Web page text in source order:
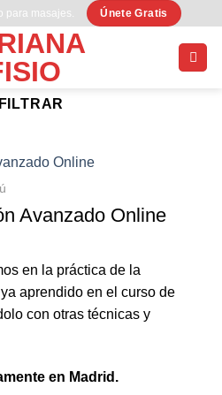
masajes. Únete Gratis
FILTRAR
Avanzado Online
en la práctica de la
aprendido en el curso de
con otras técnicas y
en Madrid.